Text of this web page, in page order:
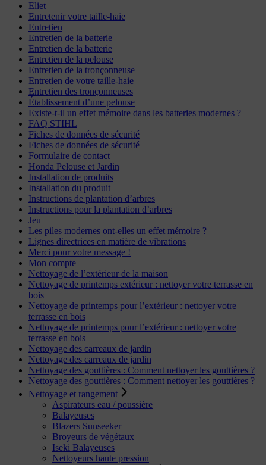
Eliet
Entretenir votre taille-haie
Entretien
Entretien de la batterie
Entretien de la batterie
Entretien de la pelouse
Entretien de la tronçonneuse
Entretien de votre taille-haie
Entretien des tronçonneuses
Établissement d’une pelouse
Existe-t-il un effet mémoire dans les batteries modernes ?
FAQ STIHL
Fiches de données de sécurité
Fiches de données de sécurité
Formulaire de contact
Honda Pelouse et Jardin
Installation de produits
Installation du produit
Instructions de plantation d’arbres
Instructions pour la plantation d’arbres
Jeu
Les piles modernes ont-elles un effet mémoire ?
Lignes directrices en matière de vibrations
Merci pour votre message !
Mon compte
Nettoyage de l’extérieur de la maison
Nettoyage de printemps extérieur : nettoyer votre terrasse en
bois
Nettoyage de printemps pour l’extérieur : nettoyer votre
terrasse en bois
Nettoyage de printemps pour l’extérieur : nettoyer votre
terrasse en bois
Nettoyage des carreaux de jardin
Nettoyage des carreaux de jardin
Nettoyage des gouttières : Comment nettoyer les gouttières ?
Nettoyage des gouttières : Comment nettoyer les gouttières ?
Nettoyage et rangement
Aspirateurs eau / poussière
Balayeuses
Blazers Sunseeker
Broyeurs de végétaux
Iseki Balayeuses
Nettoyeurs haute pression